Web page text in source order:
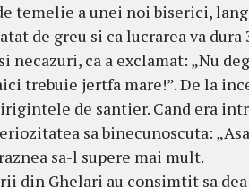
temelie a unei noi biserici,
de greu si ca lucrarea va
necazuri, ca a exclamat: „Nu
trebuie jertfa mare!”. De la
de santier. Cand era
sa binecunoscuta:
sa-l supere mai mult.
din Ghelari au consimtit sa